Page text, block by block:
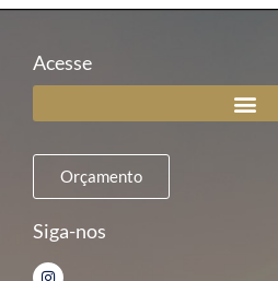
Acesse
Orçamento
Siga-nos